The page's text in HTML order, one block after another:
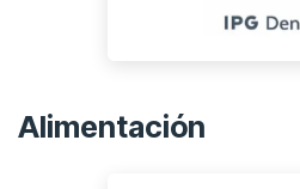
Alimentación